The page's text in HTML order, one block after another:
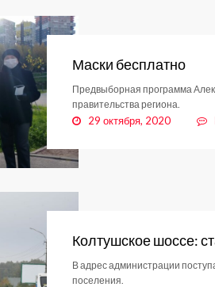
Маски бесплатно
Предвыборная программа
правительства региона.
29 октября, 2020
Колтушское шоссе:
В адрес администрации
поселения.